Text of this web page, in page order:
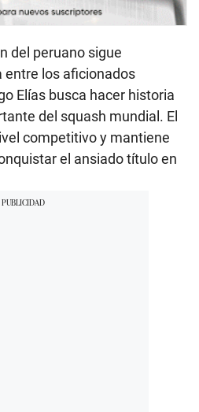
del peruano sigue
los aficionados
Elías busca hacer historia
del squash mundial. El
competitivo y mantiene
el ansiado título en